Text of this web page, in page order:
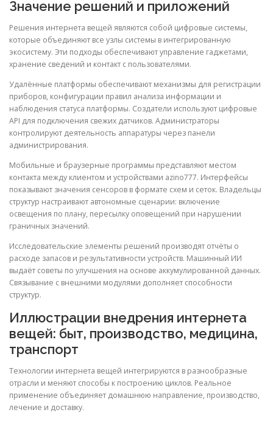
Значение решений и приложений
Решения интернета вещей являются собой цифровые системы,
которые объединяют все узлы системы в интегрированную
экосистему. Эти подходы обеспечивают управление гаджетами,
хранение сведений и контакт с пользователями.
Удалённые платформы обеспечивают механизмы для регистрации
приборов, конфигурации правил анализа информации и
наблюдения статуса платформы. Создатели используют цифровые
API для подключения свежих датчиков. Администраторы
контролируют деятельность аппаратуры через панели
администрирования.
Мобильные и браузерные программы представляют местом
контакта между клиентом и устройствами azino777. Интерфейсы
показывают значения сенсоров в формате схем и сеток. Владельцы
структур настраивают автономные сценарии: включение
освещения по плану, пересылку оповещений при нарушении
граничных значений.
Исследовательские элементы решений производят отчёты о
расходе запасов и результативности устройств. Машинный ИИ
выдаёт советы по улучшения на основе аккумулированной данных.
Связывание с внешними модулями дополняет способности
структур.
Иллюстрации внедрения интернета
вещей: быт, производство, медицина,
транспорт
Технологии интернета вещей интегрируются в разнообразные
отрасли и меняют способы к построению циклов. Реальное
применение объединяет домашнюю направление, производство,
лечение и доставку.